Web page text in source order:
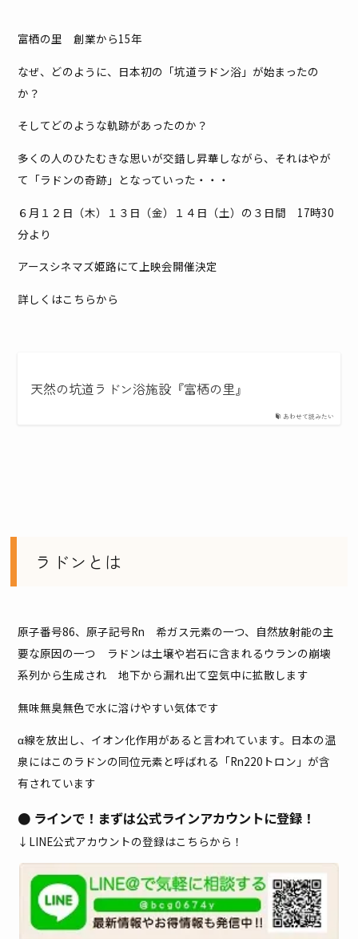
富栖の里 創業から15年
なぜ、どのように、日本初の「坑道ラドン浴」が始まったの
か？
そしてどのような軌跡があったのか？
多くの人のひたむきな思いが交錯し昇華しながら、それはやが
て「ラドンの奇跡」となっていった・・・
６月１２日（木）１３日（金）１４日（土）の３日間 17時30
分より
アースシネマズ姫路にて上映会開催決定
詳しくはこちらから
あわせて読みたい
天然の坑道ラドン浴施設『富栖の里』
ラドンとは
原子番号86、原子記号Rn 希ガス元素の一つ、自然放射能の主
要な原因の一つ ラドンは土壌や岩石に含まれるウランの崩壊
系列から生成され 地下から漏れ出て空気中に拡散します
無味無臭無色で水に溶けやすい気体です
α線を放出し、イオン化作用があると言われています。日本の温
泉にはこのラドンの同位元素と呼ばれる「Rn220トロン」が含
有されています
● ラインで！まずは公式ラインアカウントに登録！
↓LINE公式アカウントの登録はこちらから！